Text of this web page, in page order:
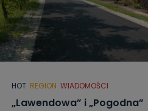
HOT REGION WIADOMOŚCI
„Lawendowa” i „Pogodna”